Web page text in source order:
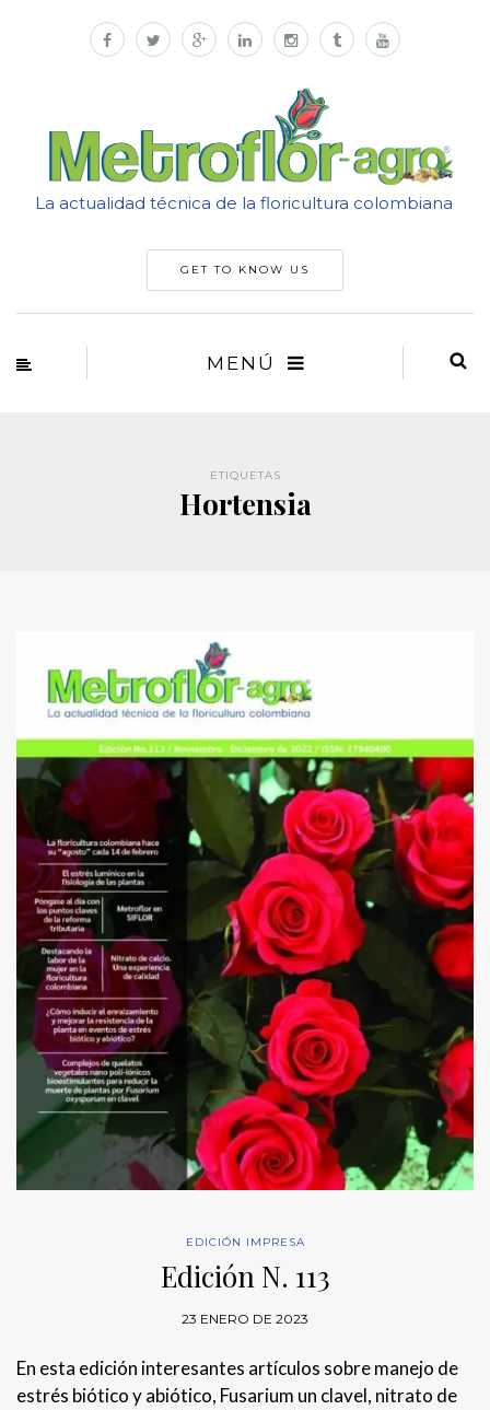
La actualidad técnica de la floricultura colombiana
GET TO KNOW US
MENÚ
ETIQUETAS
Hortensia
EDICIÓN IMPRESA
Edición N. 113
23 ENERO DE 2023
En esta edición interesantes artículos sobre manejo de
estrés biótico y abiótico, Fusarium un clavel, nitrato de